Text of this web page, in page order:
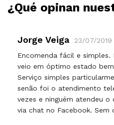
¿Qué opinan
Jorge Veiga
23/07/2019
Encomenda fácil e simples.
veio em óptimo estado
Serviço simples
senão foi o atendimento
vezes e ninguém atendeu
via chat no Facebook. Sem